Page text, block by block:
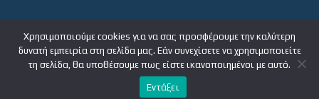
ΕΙΣΟΔΟΣ ΧΡΗΣΤΗ
Πνευματικά δικαιώματα © 2026 | Θέμα WordPress από
Χρησιμοποιούμε cookies για να σας προσφέρουμε την καλύτερη
δυνατή εμπειρία στη σελίδα μας. Εάν συνεχίσετε να χρησιμοποιείτε
τη σελίδα, θα υποθέσουμε πως είστε ικανοποιημένοι με αυτό.
Εντάξει